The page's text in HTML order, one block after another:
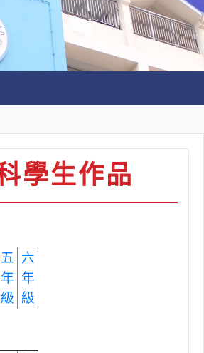
學生作品
五
年
級
六
年
級